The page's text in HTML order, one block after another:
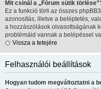
Mit csinál a „Fórum sütik
Ez a funkció törli az összes
azonosítás, illetve a beléptetés,
a hozzászólások olvasottságának
problémáid vannak a belépéssel
Vissza a tetejére
Felhasználói beállítások
Hogyan tudom megváltoztatni a